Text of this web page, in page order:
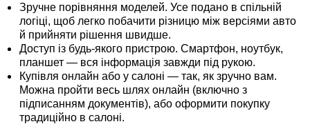
Зручне порівняння моделей. Усе подано в спільній
логіці, щоб легко побачити різницю між версіями авто
й прийняти рішення швидше.
Доступ із будь-якого пристрою. Смартфон, ноутбук,
планшет — вся інформація завжди під рукою.
Купівля онлайн або у салоні — так, як зручно вам.
Можна пройти весь шлях онлайн (включно з
підписанням документів), або оформити покупку
традиційно в салоні.